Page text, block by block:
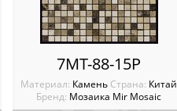
7MT-88-15P
Материал: Камень Cтрана: Китай
Бренд: Мозаика Mir Mosaic